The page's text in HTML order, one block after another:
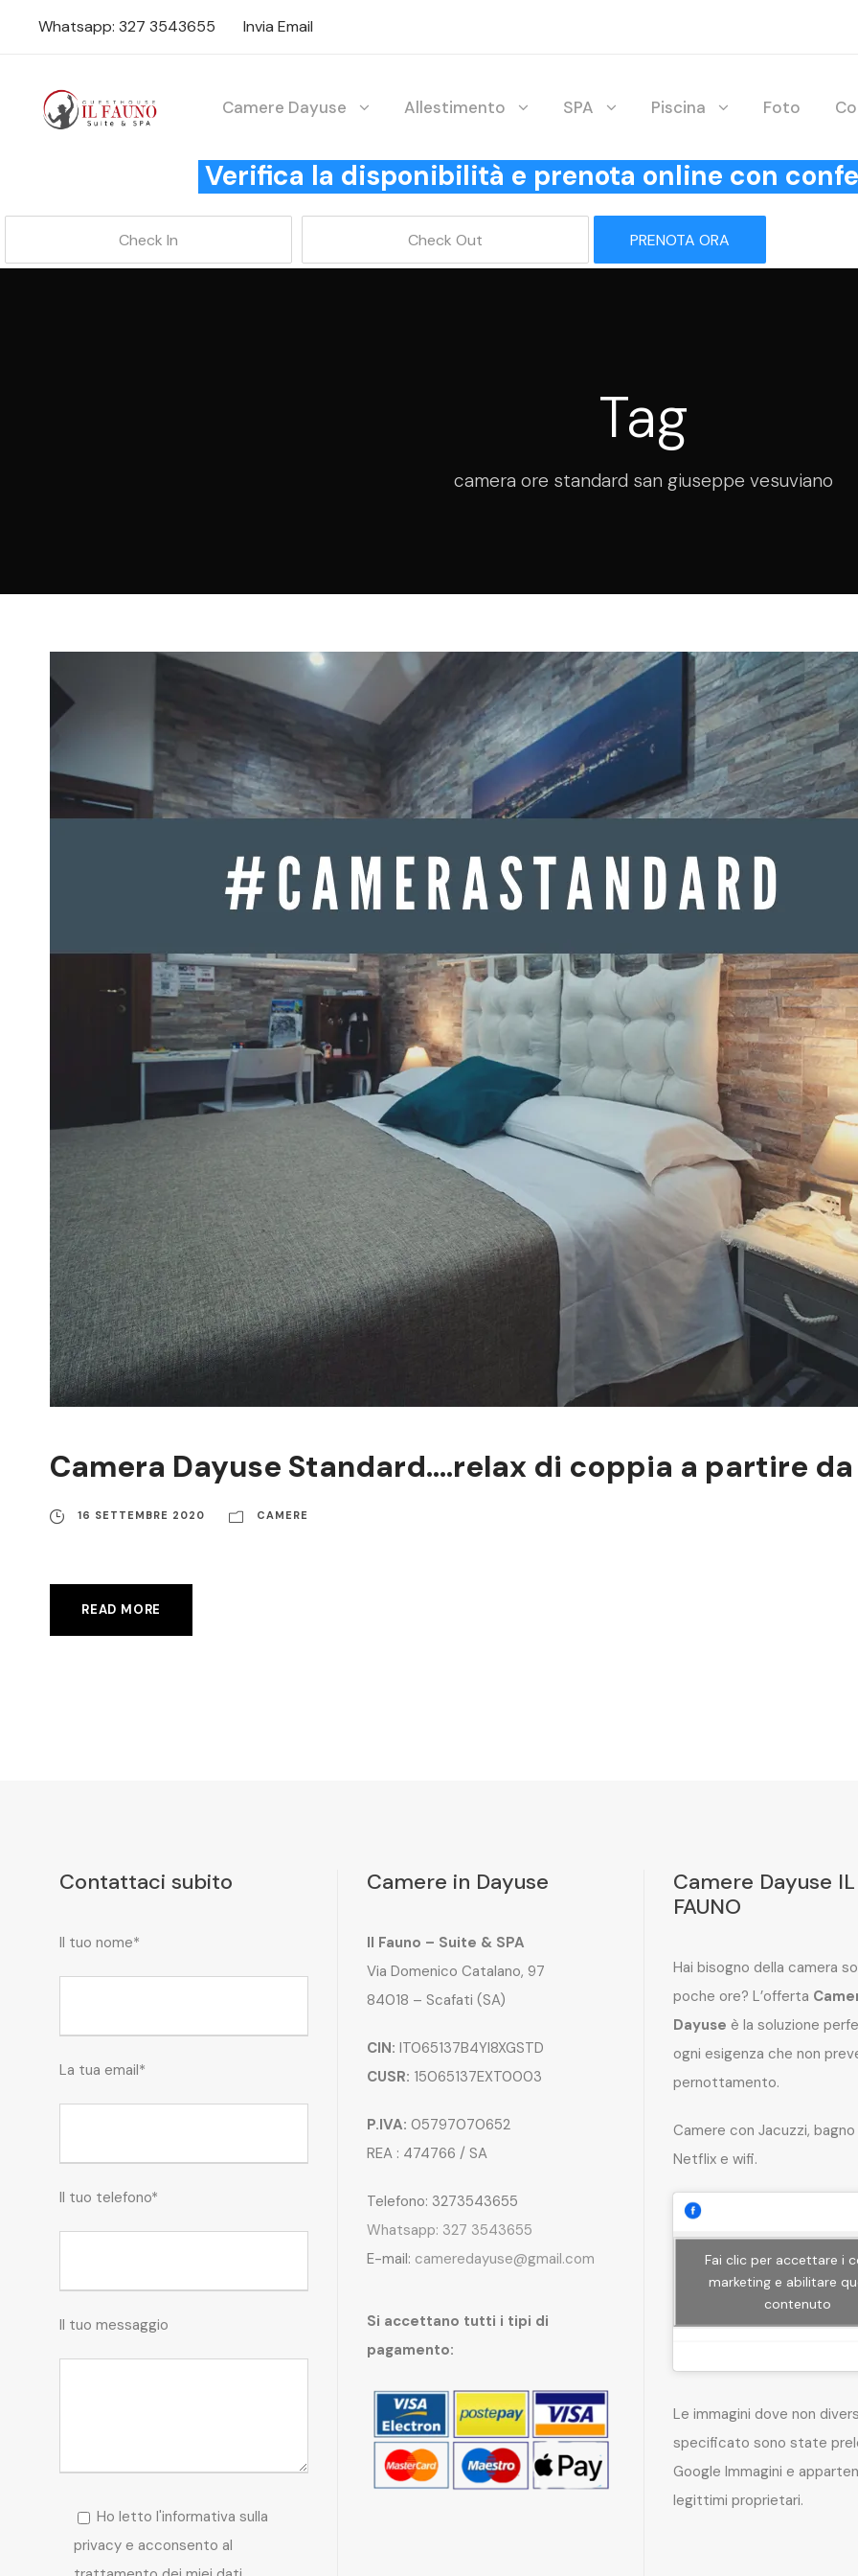
Whatsapp: 327 3543655 Invia Email
Camere Dayuse Allestimento SPA Piscina Foto
Verifica la disponibilità e prenota online con
PRENOTA ORA
Tag
camera ore standard san giuseppe vesuviano
Camera Dayuse Standard….relax di coppia a partire
16 SETTEMBRE 2020 CAMERE
READ MORE
Contattaci subito
Il tuo nome*
La tua email*
Il tuo telefono*
Il tuo messaggio
Ho letto l'informativa sulla
privacy e acconsento al
Camere in Dayuse
Il Fauno – Suite & SPA
Via Domenico Catalano, 97
84018 – Scafati (SA)
CIN: IT065137B4YI8XGSTD
CUSR: 15065137EXT0003
P.IVA: 05797070652
REA : 474766 / SA
Telefono: 3273543655
Whatsapp: 327 3543655
E-mail: cameredayuse@gmail.com
Si accettano tutti i tipi di
pagamento:
Camere Dayuse IL
FAUNO
Hai bisogno della camera
poche ore? L’offerta
Dayuse è la soluzione
ogni esigenza che non
pernottamento.
Camere con Jacuzzi,
Netflix e wifi.
Fai clic per accettare i
marketing e abilitare
contenuto
Le immagini dove non
specificato sono state
Google Immagini e
legittimi proprietari.